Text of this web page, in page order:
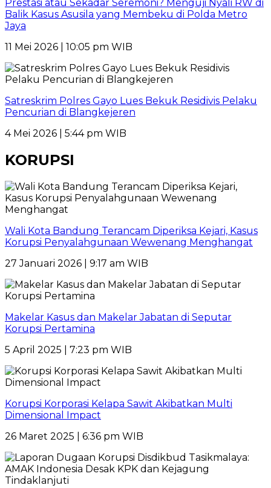
Prestasi atau Sekadar Seremoni? Menguji Nyali RW di
Balik Kasus Asusila yang Membeku di Polda Metro
Jaya
11 Mei 2026 | 10:05 pm WIB
Satreskrim Polres Gayo Lues Bekuk Residivis Pelaku
Pencurian di Blangkejeren
4 Mei 2026 | 5:44 pm WIB
KORUPSI
Wali Kota Bandung Terancam Diperiksa Kejari, Kasus
Korupsi Penyalahgunaan Wewenang Menghangat
27 Januari 2026 | 9:17 am WIB
Makelar Kasus dan Makelar Jabatan di Seputar
Korupsi Pertamina
5 April 2025 | 7:23 pm WIB
Korupsi Korporasi Kelapa Sawit Akibatkan Multi
Dimensional Impact
26 Maret 2025 | 6:36 pm WIB